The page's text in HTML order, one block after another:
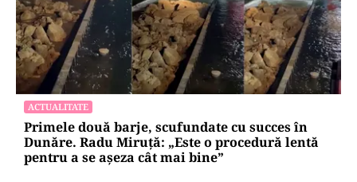
ACTUALITATE
Primele două barje, scufundate cu succes în
Dunăre. Radu Miruță: „Este o procedură lentă
pentru a se așeza cât mai bine”